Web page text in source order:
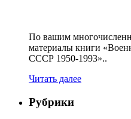
По вашим
материалы книги
СССР 1950-1993»..
Читать далее
Рубрики